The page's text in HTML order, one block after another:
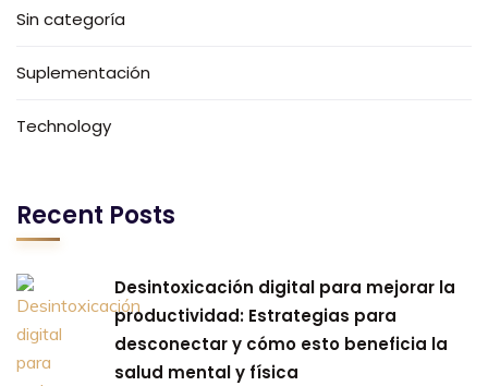
Sin categoría
Suplementación
Technology
Recent Posts
Desintoxicación digital para mejorar la
productividad: Estrategias para
desconectar y cómo esto beneficia la
salud mental y física